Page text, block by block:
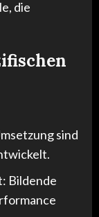
die
sind
Bildende